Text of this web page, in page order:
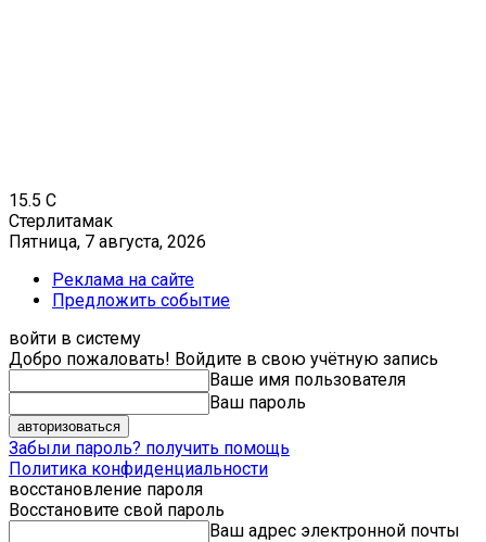
15.5 C
Стерлитамак
Пятница, 7 августа, 2026
Реклама на сайте
Предложить событие
войти в систему
Добро пожаловать! Войдите в свою учётную запись
Ваше имя пользователя
Ваш пароль
Забыли пароль? получить помощь
Политика конфиденциальности
восстановление пароля
Восстановите свой пароль
Ваш адрес электронной почты